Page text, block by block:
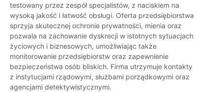
testowany przez zespół specjalistów, z naciskiem na
wysoką jakość i łatwość obsługi. Oferta przedsiębiorstwa
sprzyja skutecznej ochronie prywatności, mienia oraz
pozwala na zachowanie dyskrecji w istotnych sytuacjach
życiowych i biznesowych, umożliwiając także
monitorowanie przedsiębiorstw oraz zapewnienie
bezpieczeństwa osób bliskich. Firma utrzymuje kontakty
z instytucjami rządowymi, służbami porządkowymi oraz
agencjami detektywistycznymi.